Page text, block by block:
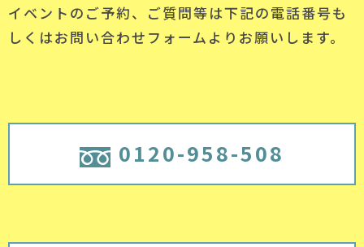
イベントのご予約、ご質問等は下記の電話番号も
しくはお問い合わせフォームよりお願いします。
0120-958-508